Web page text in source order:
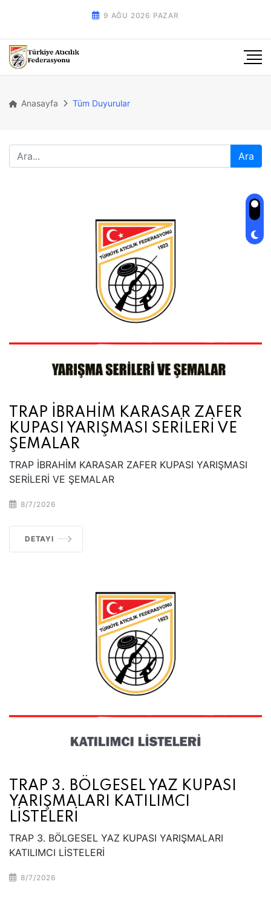
9 AĞU 2026 PAZAR
Anasayfa Tüm Duyurular
Ara
TRAP İBRAHİM KARASAR ZAFER
KUPASI YARIŞMASI SERİLERİ VE
ŞEMALAR
TRAP İBRAHİM KARASAR ZAFER KUPASI YARIŞMASI
SERİLERİ VE ŞEMALAR
8/7/2026
DETAYI
TRAP 3. BÖLGESEL YAZ KUPASI
YARIŞMALARI KATILIMCI
LİSTELERİ
TRAP 3. BÖLGESEL YAZ KUPASI YARIŞMALARI
KATILIMCI LİSTELERİ
8/7/2026